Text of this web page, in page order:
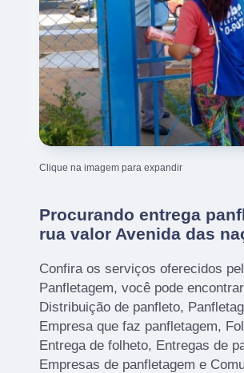
Clique na imagem para expandir
Procurando entrega
rua valor Avenida das
Confira os serviços oferecidos
Panfletagem, você pode encontrar
Distribuição de panfleto,
Empresa que faz panfletagem,
Entrega de folheto, Entregas de
Empresas de panfletagem e